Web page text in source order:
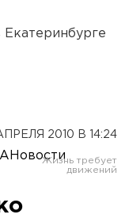
Екатеринбурге
2010 В 14:24